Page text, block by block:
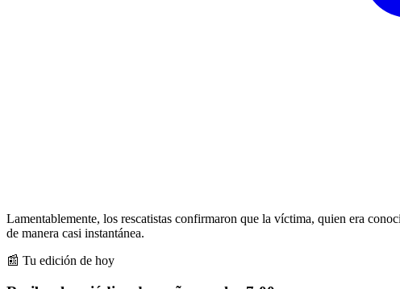
Lamentablemente, los rescatistas confirmaron que la víctima, quien era
de manera casi instantánea.
📰 Tu edición de hoy